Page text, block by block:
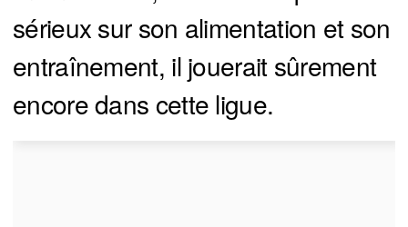
sérieux sur son alimentation et son
entraînement, il jouerait sûrement
encore dans cette ligue.